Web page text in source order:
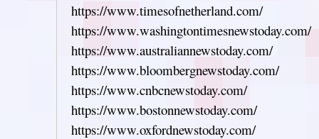
https://www.timesofnetherland.com/
https://www.washingtontimesnewstoday.com/
https://www.australiannewstoday.com/
https://www.bloombergnewstoday.com/
https://www.cnbcnewstoday.com/
https://www.bostonnewstoday.com/
https://www.oxfordnewstoday.com/